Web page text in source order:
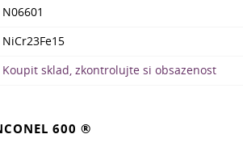
N06601
NiCr23Fe15
Koupit sklad, zkontrolujte si obsazenost
600 ®